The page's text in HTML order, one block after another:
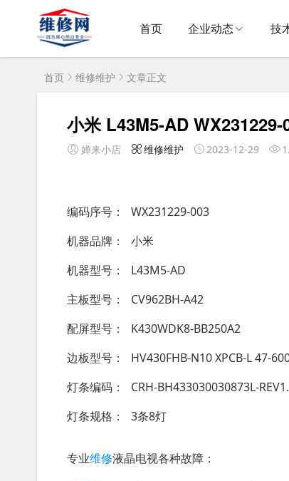
首页 企业动态 技
首页 维修维护 文章正文
小米 L43M5-AD WX231229-
婵来小店 维修维护 2023-12-29
编码序号
WX231229-003
机器品牌
小米
机器型号
L43M5-AD
主板型号
CV962BH-A42
配屏型号
K430WDK8-BB250A2
边板型号
HV430FHB-N10 XPCB-L 47-
灯条编码
CRH-BH433030030873L-
灯条规格
3条8灯
专业维修液晶电视各种故障：